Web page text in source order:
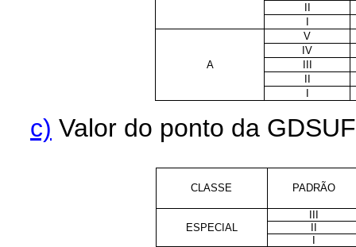
II
I
A
V
IV
III
II
I
c) Valor do ponto da
CLASSE PADRÃO
ESPECIAL
III
II
I